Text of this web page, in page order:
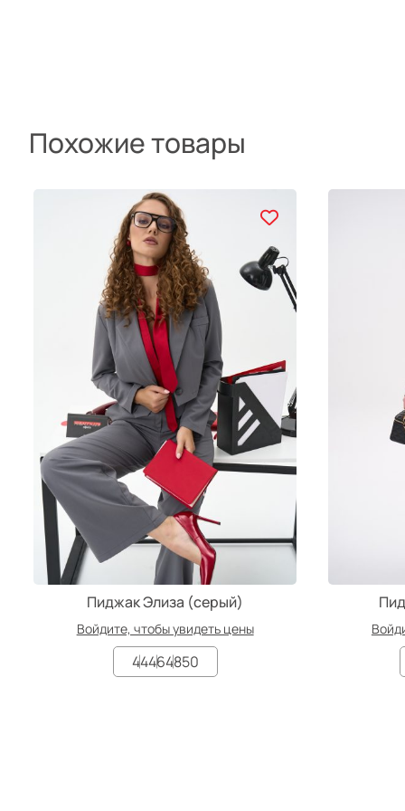
Похожие товары
Пиджак Элиза (серый)
Войдите, чтобы увидеть цены
44464850